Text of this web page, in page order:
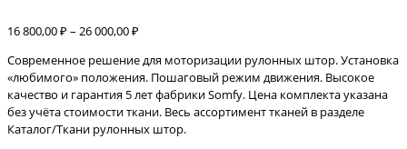
16 800,00₽ – 26 000,00₽
16
800,00 ₽
–
26
000,00 ₽
Современное решение для моторизации рулонных штор. Установка
«любимого» положения. Пошаговый режим движения. Высокое
качество и гарантия 5 лет фабрики Somfy. Цена комплекта указана
без учёта стоимости ткани. Весь ассортимент тканей в разделе
Каталог/Ткани рулонных штор.